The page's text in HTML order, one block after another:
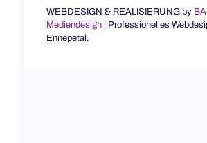
WEBDESIGN & REALISIERUNG by
Mediendesign| Professionelles
Ennepetal.